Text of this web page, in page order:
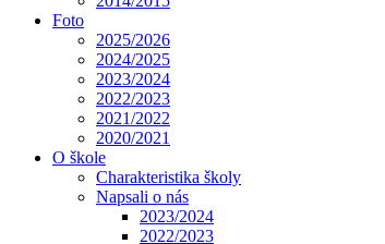
Foto
2025/2026
2024/2025
2023/2024
2022/2023
2021/2022
2020/2021
O škole
Charakteristika školy
Napsali o nás
2023/2024
2022/2023